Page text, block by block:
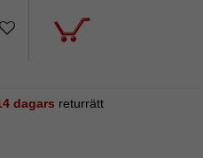
dagars returrätt